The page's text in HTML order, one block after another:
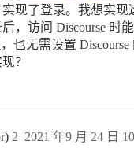
现了登录。我想实现
，访问 Discourse 时
也无需设置 Discourse
？
2021 年9 月 24 日
2